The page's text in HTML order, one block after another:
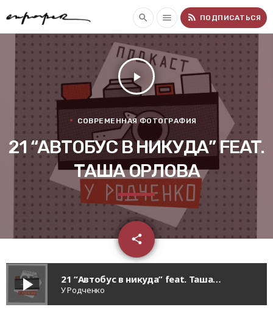
search menu rss_feed ПОДПИСАТЬСЯ
play_arrow
СОВРЕМЕННАЯ ФОТОГРАФИЯ
21 “АВТОБУС В НИКУДА” FEAT.
ТАША ОРЛОВА
share
email
play_arrow 21 “Автобус в никуда” feat. Таша Орлова
У Родченко